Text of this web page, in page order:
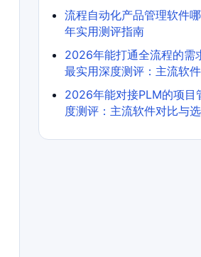
流程自动化产品管理软件
年实用测评指南
2026年能打通全流程的需
最实用深度测评：主流软
2026年能对接PLM的项目
度测评：主流软件对比与